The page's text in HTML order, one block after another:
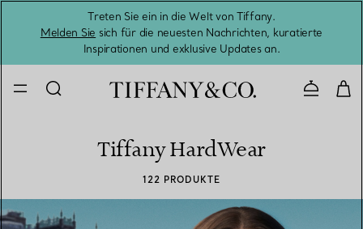
Treten Sie ein in die Welt von Tiffany.
Melden Sie sich für die neuesten Nachrichten, kuratierte
Inspirationen und exklusive Updates an.
Tiffany HardWear
122 PRODUKTE